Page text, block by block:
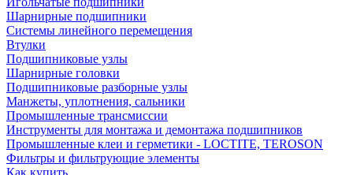
Шарнирные подшипники
Системы линейного перемещения
Втулки
Подшипниковые узлы
Шарнирные головки
Подшипниковые разборные узлы
Манжеты, уплотнения, сальники
Промышленные трансмиссии
Инструменты для монтажа и демонтажа подшипников
Промышленные клеи и герметики - LOCTITE, TEROSON
Фильтры и фильтрующие элементы
Как купить